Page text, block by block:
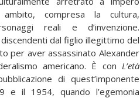
compresa la cultura,
reali e d’invenzione.
dal figlio illegittimo del
per aver assassinato Alexander
americano. È con L’età
di quest’imponente
e il 1954, quando l’egemonia